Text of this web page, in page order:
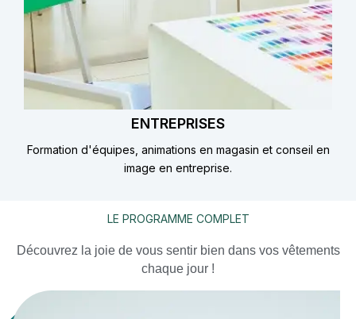
ENTREPRISES
Formation d'équipes, animations en magasin et conseil en
image en entreprise.
LE PROGRAMME COMPLET
Découvrez la joie de vous sentir bien dans vos vêtements
chaque jour !